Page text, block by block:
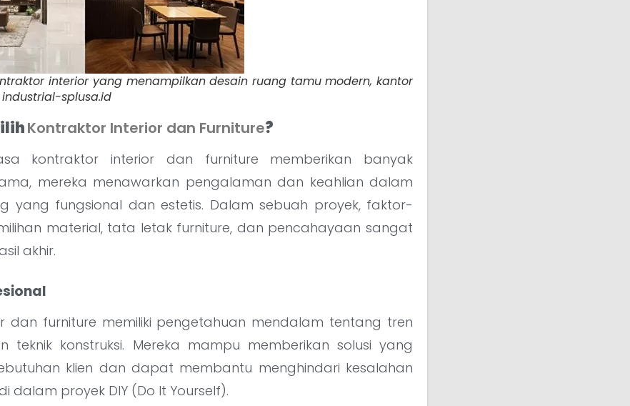
interior yang menampilkan desain ruang tamu modern, kantor
splusa.id
Kontraktor Interior dan Furniture?
kontraktor interior dan furniture memberikan banyak
mereka menawarkan pengalaman dan keahlian dalam
yang fungsional dan estetis. Dalam sebuah proyek, faktor-
material, tata letak furniture, dan pencahayaan sangat
akhir.
dan furniture memiliki pengetahuan mendalam tentang tren
teknik konstruksi. Mereka mampu memberikan solusi yang
klien dan dapat membantu menghindari kesalahan
dalam proyek DIY (Do It Yourself).